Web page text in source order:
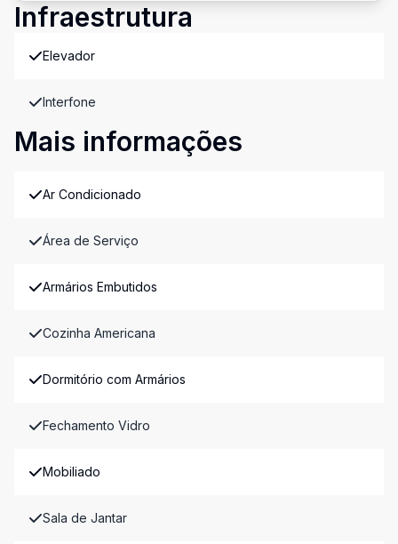
Infraestrutura
Elevador
Interfone
Mais informações
Ar Condicionado
Área de Serviço
Armários Embutidos
Cozinha Americana
Dormitório com Armários
Fechamento Vidro
Mobiliado
Sala de Jantar